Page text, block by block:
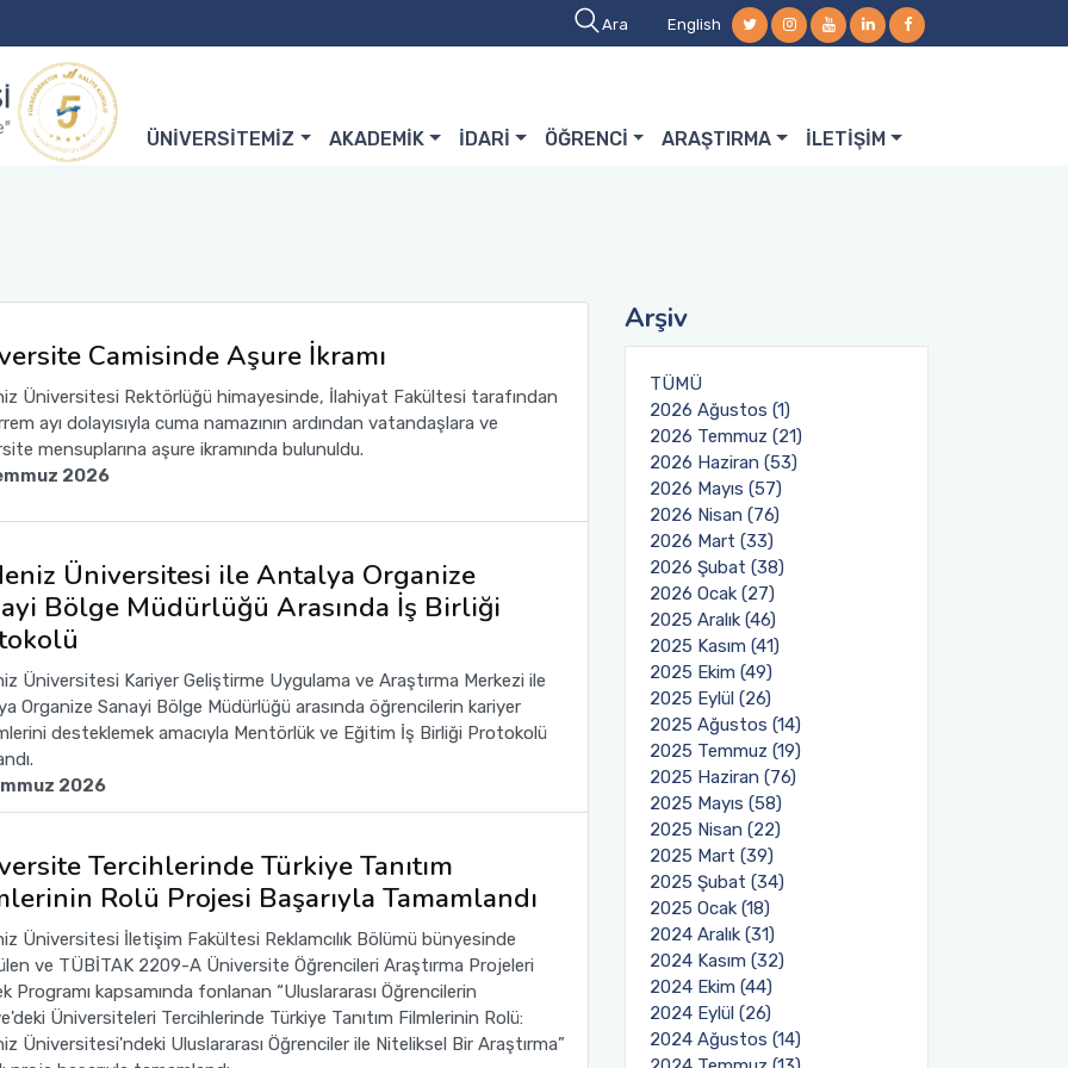
Ara English
ÜNİVERSİTEMİZ AKADEMİK İDARİ ÖĞRENCİ ARAŞTIRMA İLETİŞİM
Camisinde Aşure İkramı
Üniversitesi Rektörlüğü himayesinde, İlahiyat Fakültesi tarafından
ayı dolayısıyla cuma namazının ardından vatandaşlara ve
mensuplarına aşure ikramında bulunuldu.
2026
Üniversitesi ile Antalya Organize
Bölge Müdürlüğü Arasında İş Birliği
Üniversitesi Kariyer Geliştirme Uygulama ve Araştırma Merkezi ile
Organize Sanayi Bölge Müdürlüğü arasında öğrencilerin kariyer
desteklemek amacıyla Mentörlük ve Eğitim İş Birliği Protokolü
2026
Tercihlerinde Türkiye Tanıtım
Rolü Projesi Başarıyla Tamamlandı
Üniversitesi İletişim Fakültesi Reklamcılık Bölümü bünyesinde
ve TÜBİTAK 2209-A Üniversite Öğrencileri Araştırma Projeleri
Programı kapsamında fonlanan “Uluslararası Öğrencilerin
Üniversiteleri Tercihlerinde Türkiye Tanıtım Filmlerinin Rolü:
Üniversitesi'ndeki Uluslararası Öğrenciler ile Niteliksel Bir Araştırma”
Arşiv
TÜMÜ
2026 Ağustos (1)
2026 Temmuz (21)
2026 Haziran (53)
2026 Mayıs (57)
2026 Nisan (76)
2026 Mart (33)
2026 Şubat (38)
2026 Ocak (27)
2025 Aralık (46)
2025 Kasım (41)
2025 Ekim (49)
2025 Eylül (26)
2025 Ağustos (14)
2025 Temmuz (19)
2025 Haziran (76)
2025 Mayıs (58)
2025 Nisan (22)
2025 Mart (39)
2025 Şubat (34)
2025 Ocak (18)
2024 Aralık (31)
2024 Kasım (32)
2024 Ekim (44)
2024 Eylül (26)
2024 Ağustos (14)